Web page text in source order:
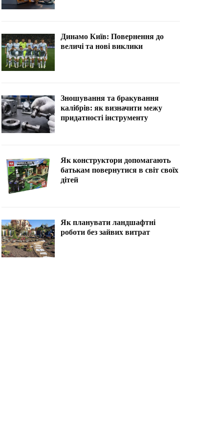
Динамо Київ: Повернення до
величі та нові виклики
Зношування та бракування
калібрів: як визначити межу
придатності інструменту
Як конструктори допомагають
батькам повернутися в світ своїх
дітей
Як планувати ландшафтні
роботи без зайвих витрат